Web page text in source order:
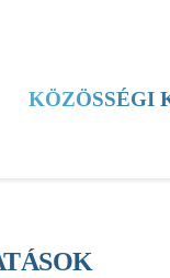
KÖZÖSSÉGI